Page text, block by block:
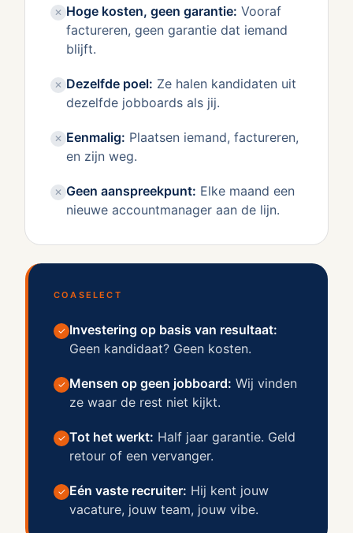
✕ Hoge kosten, geen garantie: Vooraf
factureren, geen garantie dat iemand
blijft.
✕ Dezelfde poel: Ze halen kandidaten uit
dezelfde jobboards als jij.
✕ Eenmalig: Plaatsen iemand, factureren,
en zijn weg.
✕ Geen aanspreekpunt: Elke maand een
nieuwe accountmanager aan de lijn.
COASELECT
✓ Investering op basis van resultaat:
Geen kandidaat? Geen kosten.
✓ Mensen op geen jobboard: Wij vinden
ze waar de rest niet kijkt.
✓ Tot het werkt: Half jaar garantie. Geld
retour of een vervanger.
✓ Eén vaste recruiter: Hij kent jouw
vacature, jouw team, jouw vibe.